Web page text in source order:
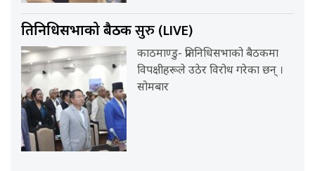
प्रतिनिधिसभाको बैठकसुरु (LIVE)
काठमाण्डु- प्रतिनिधिसभाको बैठकमा
विपक्षीहरूले उठेर विरोध गरेका छन् ।
सोमबार